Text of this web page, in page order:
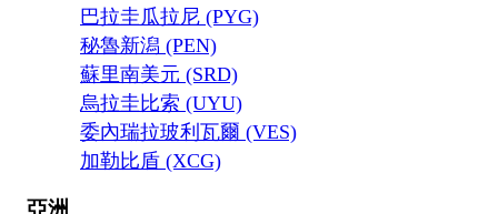
巴拉圭瓜拉尼 (PYG)
秘魯新潟 (PEN)
蘇里南美元 (SRD)
烏拉圭比索 (UYU)
委內瑞拉玻利瓦爾 (VES)
加勒比盾 (XCG)
亞洲